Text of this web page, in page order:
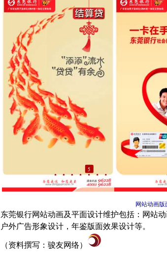
网站动画版
东莞银行网站动画及平面设计维护包括：网站
户外广告形象设计，年鉴版面效果设计等。
（资料撰写：骏友网络）